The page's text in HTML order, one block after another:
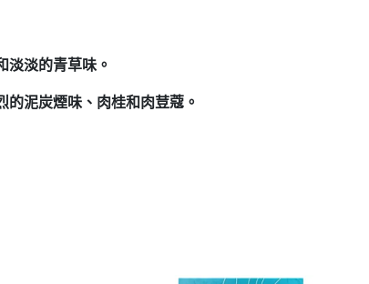
淡淡的青草味。
泥炭煙味、肉桂和肉荳蔻。